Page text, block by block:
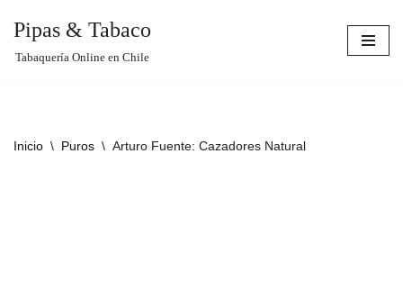
Pipas & Tabaco
Tabaquería Online en Chile
Inicio \ Puros \ Arturo Fuente: Cazadores Natural